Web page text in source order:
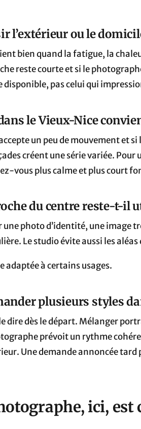
l’extérieur ou le
bien quand la fatigue, la
reste courte et si le
disponible, pas celui qui
le Vieux-Nice
un peu de mouvement et
créent une série variée.
vous plus calme et plus court
du centre reste-t-il
photo d’identité, une image
Le studio évite aussi les aléas
adaptée à certains usages.
plusieurs styles
dire dès le départ. Mélanger
prévoit un rythme
Une demande annoncée tard
ici,